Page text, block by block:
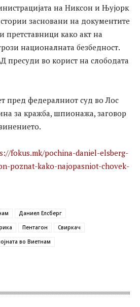
на Никсон и Њујорк
стории засновани на документите
како акт на
националната безбедност.
пресуди во корист на слободата
пред федералниот суд во Лос
за кражба, шпионажа, заговор
fokus.mk/pochina-daniel-elsberg-
poznat-kako-najopasniot-chovek-
Даниел Елсберг
Пентагон
Свиркач
во Виетнам